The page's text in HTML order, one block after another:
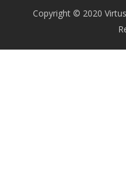
Copyright © 2020